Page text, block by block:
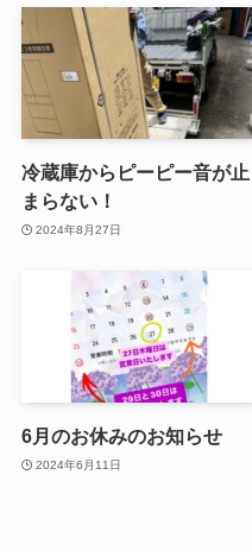
冷蔵庫からピーピー音が止
まらない！
2024年8月27日
6月のお休みのお知らせ
2024年6月11日